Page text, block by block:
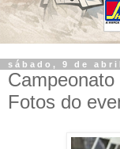
sábado, 9 de
Campeonato
Fotos do